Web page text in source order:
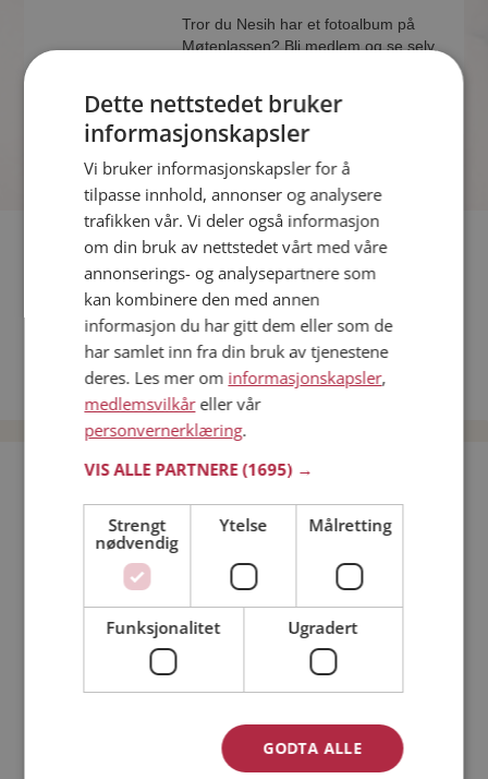
Tror du Nesih har et fotoalbum på
Møteplassen? Bli medlem og se selv.
Fler single
Flere singlemenn fra Strand :Piotr ,Hemmelig
Kvinner fra Strand
Date kvinner i Norge
Date menn i Norge
Bli medlem gratis!
Jeg er en:
Dette nettstedet bruker
informasjonskapsler
Vi bruker informasjonskapsler for å
tilpasse innhold, annonser og analysere
trafikken vår. Vi deler også informasjon
om din bruk av nettstedet vårt med våre
annonserings- og analysepartnere som
kan kombinere den med annen
informasjon du har gitt dem eller som de
har samlet inn fra din bruk av tjenestene
deres. Les mer om informasjonskapsler,
medlemsvilkåreller vår
personvernerklæring.
VIS ALLE PARTNERE(1695) →
Strengt
nødvendig
Ytelse Målretting
Funksjonalitet Ugradert
GODTA ALLE